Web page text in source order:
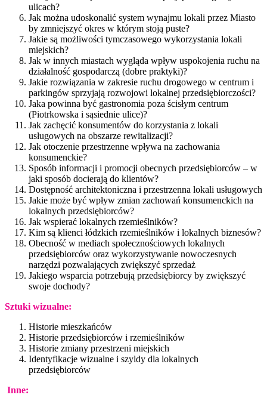
ulicach?
Jak można udoskonalić system wynajmu lokali przez Miasto
by zmniejszyć okres w którym stoją puste?
Jakie są możliwości tymczasowego wykorzystania lokali
miejskich?
Jak w innych miastach wygląda wpływ uspokojenia ruchu na
działalność gospodarczą (dobre praktyki)?
Jakie rozwiązania w zakresie ruchu drogowego w centrum i
parkingów sprzyjają rozwojowi lokalnej przedsiębiorczości?
Jaka powinna być gastronomia poza ścisłym centrum
(Piotrkowska i sąsiednie ulice)?
Jak zachęcić konsumentów do korzystania z lokali
usługowych na obszarze rewitalizacji?
Jak otoczenie przestrzenne wpływa na zachowania
konsumenckie?
Sposób informacji i promocji obecnych przedsiębiorców – w
jaki sposób docierają do klientów?
Dostępność architektoniczna i przestrzenna lokali usługowych
Jakie może być wpływ zmian zachowań konsumenckich na
lokalnych przedsiębiorców?
Jak wspierać lokalnych rzemieślników?
Kim są klienci łódzkich rzemieślników i lokalnych biznesów?
Obecność w mediach społecznościowych lokalnych
przedsiębiorców oraz wykorzystywanie nowoczesnych
narzędzi pozwalających zwiększyć sprzedaż
Jakiego wsparcia potrzebują przedsiębiorcy by zwiększyć
swoje dochody?
Sztuki wizualne:
Historie mieszkańców
Historie przedsiębiorców i rzemieślników
Historie zmiany przestrzeni miejskich
Identyfikacje wizualne i szyldy dla lokalnych
przedsiębiorców
Inne: